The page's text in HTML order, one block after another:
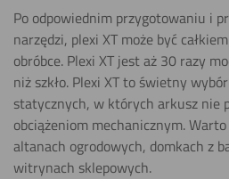
Malowania
Pokaż
Piłowania (piła
tarczowa) ​
Pokaż
Po odpowiednim przygotowaniu i
narzędzi, plexi XT może być
obróbce. Plexi XT jest aż 30 razy
niż szkło. Plexi XT to świetny
statycznych, w których arkusz nie
obciążeniom mechanicznym.
altanach ogrodowych, domkach z
witrynach sklepowych.